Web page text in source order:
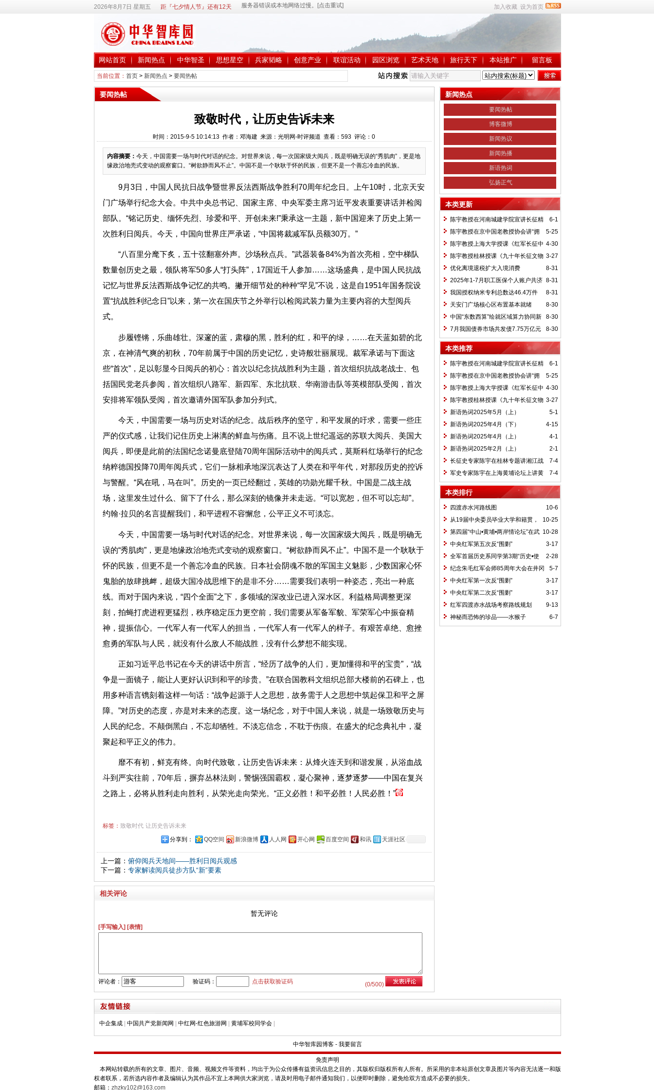
2026年8月7日 星期五 距『七夕情人节』还有12天 加入收藏 设为首页
网站首页 新闻热点 中华智圣 思想星空 兵家韬略 创意产业 联谊活动 园区浏览 艺术天地 旅行天下 本站推广 留言板
当前位置： 首页> 新闻热点 > 要闻热帖
要闻热帖
致敬时代，让历史告诉未来
时间：2015-9-5 10:14:13 作者：邓海建 来源：光明网-时评频道 查看： 593 评论： 0
内容摘要： 今天，中国需要一场与时代对话的纪念。对世界来说，每一次国家级大阅兵，既是明确无误的“秀肌肉”，更是地
缘政治地壳式变动的观察窗口。“树欲静而风不止”。中国不是一个耿耿于怀的民族，但更不是一个善忘冷血的民族。
9月3日，中国人民抗日战争暨世界反法西斯战争胜利70周年纪念日。上午10时，北京天安
门广场举行纪念大会。中共中央总书记、国家主席、中央军委主席习近平发表重要讲话并检阅
部队。“铭记历史、缅怀先烈、珍爱和平、开创未来!”秉承这一主题，新中国迎来了历史上第一
次胜利日阅兵。今天，中国向世界庄严承诺，“中国将裁减军队员额30万。”
“八百里分麾下炙，五十弦翻塞外声。沙场秋点兵。”武器装备84%为首次亮相，空中梯队
数量创历史之最，领队将军50多人“打头阵”，17国近千人参加……这场盛典，是中国人民抗战
记忆与世界反法西斯战争记忆的共鸣。撇开细节处的种种“罕见”不说，这是自1951年国务院设
置“抗战胜利纪念日”以来，第一次在国庆节之外举行以检阅武装力量为主要内容的大型阅兵
式。
步履铿锵，乐曲雄壮。深邃的蓝，肃穆的黑，胜利的红，和平的绿，……在天蓝如碧的北
京，在神清气爽的初秋，70年前属于中国的历史记忆，史诗般壮丽展现。裁军承诺与下面这
些“首次”，足以彰显今日阅兵的初心：首次以纪念抗战胜利为主题，首次组织抗战老战士、包
括国民党老兵参阅，首次组织八路军、新四军、东北抗联、华南游击队等英模部队受阅，首次
安排将军领队受阅，首次邀请外国军队参加分列式。
今天，中国需要一场与历史对话的纪念。战后秩序的坚守，和平发展的吁求，需要一些庄
严的仪式感，让我们记住历史上淋漓的鲜血与伤痛。且不说上世纪遥远的苏联大阅兵、美国大
阅兵，即便是此前的法国纪念诺曼底登陆70周年国际活动中的阅兵式，莫斯科红场举行的纪念
纳粹德国投降70周年阅兵式，它们一脉相承地深沉表达了人类在和平年代，对那段历史的控诉
与警醒。“风在吼，马在叫”。历史的一页已经翻过，英雄的功勋光耀千秋。中国是二战主战
场，这里发生过什么、留下了什么，那么深刻的镜像并未走远。“可以宽恕，但不可以忘却”。
约翰·拉贝的名言提醒我们，和平进程不容懈怠，公平正义不可淡忘。
今天，中国需要一场与时代对话的纪念。对世界来说，每一次国家级大阅兵，既是明确无
误的“秀肌肉”，更是地缘政治地壳式变动的观察窗口。“树欲静而风不止”。中国不是一个耿耿于
怀的民族，但更不是一个善忘冷血的民族。日本社会阴魂不散的军国主义魅影，少数国家心怀
鬼胎的放肆挑衅，超级大国冷战思维下的是非不分……需要我们表明一种姿态，亮出一种底
线。而对于国内来说，“四个全面”之下，多领域的深改业已进入深水区。利益格局调整更深
刻，拍蝇打虎进程更猛烈，秩序稳定压力更空前，我们需要从军备军貌、军荣军心中振奋精
神，提振信心。一代军人有一代军人的担当，一代军人有一代军人的样子。有艰苦卓绝、愈挫
愈勇的军队与人民，就没有什么敌人不能战胜，没有什么梦想不能实现。
正如习近平总书记在今天的讲话中所言，“经历了战争的人们，更加懂得和平的宝贵”，“战
争是一面镜子，能让人更好认识到和平的珍贵。”在联合国教科文组织总部大楼前的石碑上，也
用多种语言镌刻着这样一句话：“战争起源于人之思想，故务需于人之思想中筑起保卫和平之屏
障。”对历史的态度，亦是对未来的态度。这一场纪念，对于中国人来说，就是一场致敬历史与
人民的纪念。不颠倒黑白，不忘却牺牲。不淡忘信念，不耽于伤痕。在盛大的纪念典礼中，凝
聚起和平正义的伟力。
靡不有初，鲜克有终。向时代致敬，让历史告诉未来：从烽火连天到和谐发展，从浴血战
斗到严实往前，70年后，摒弃丛林法则，警惕强国霸权，凝心聚神，逐梦逐梦——中国在复兴
之路上，必将从胜利走向胜利，从荣光走向荣光。“正义必胜！和平必胜！人民必胜！”
标签： 致敬时代 让历史告诉未来
分享到：
QQ空间 新浪微博 人人网 开心网 百度空间 和讯 天涯社区
上一篇： 俯仰阅兵天地间——胜利日阅兵观感
下一篇： 专家解读阅兵徒步方队“新”要素
相关评论
暂无评论
[手写输入] [表情]
(0/500)
评论者： 验证码： 点击获取验证码
新闻热点
要闻热帖
博客微博
新闻热议
新闻热播
新语热词
弘扬正气
本类更新
6-1
陈宇教授在河南城建学院宣讲长征精
神及红25军长征史
5-25
陈宇教授在京中国老教授协会讲“拥
抱中华新文明”
4-30
陈宇教授上海大学授课《红军长征中
的黄埔师生》
3-27
陈宇教授桂林授课《九十年长征文物
鉴赏》
8-31
优化离境退税扩大入境消费
8-31
2025年1-7月职工医保个人账户共济
2.31亿人次 共济金额304.57亿元
8-31
我国授权纳米专利总数达46.4万件
8-30
天安门广场核心区布置基本就绪
8-30
中国“东数西算”绘就区域算力协同新
图景
8-30
7月我国债券市场共发债7.75万亿元
本类推荐
6-1
陈宇教授在河南城建学院宣讲长征精
神及红25军长征史
5-25
陈宇教授在京中国老教授协会讲“拥
抱中华新文明”
4-30
陈宇教授上海大学授课《红军长征中
的黄埔师生》
3-27
陈宇教授桂林授课《九十年长征文物
鉴赏》
5-1
新语热词2025年5月（上）
4-15
新语热词2025年4月（下）
4-1
新语热词2025年4月（上）
2-1
新语热词2025年2月（上）
7-4
长征史专家陈宇在桂林专题讲湘江战
役精神
7-4
军史专家陈宇在上海黄埔论坛上讲黄
埔精神与国家统一大业
本类排行
10-6
四渡赤水河路线图
10-25
从19届中央委员毕业大学和籍贯，
看当代中国文化区域积淀
10-28
第四届“中山•黄埔•两岸情论坛”在武
汉举行
3-17
中央红军第五次反“围剿”
2-28
全军首届历史系同学第3期“历史•使
命”论坛纪要
5-7
纪念朱毛红军会师85周年大会在井冈
山召开
3-17
中央红军第一次反“围剿”
3-17
中央红军第二次反“围剿”
9-13
红军四渡赤水战场考察路线规划
6-7
神秘而恐怖的珍品——水猴子
中企集成 | 中国共产党新闻网 | 中红网-红色旅游网 | 黄埔军校同学会 |
中华智库园博客- 我要留言
免责声明
本网站转载的所有的文章、图片、音频、视频文件等资料，均出于为公众传播有益资讯信息之目的，其版权归版权所有人所有。所采用的非本站原创文章及图片等内容无法逐一和版
权者联系，若所选内容作者及编辑认为其作品不宜上本网供大家浏览，请及时用电子邮件通知我们，以便即时删除，避免给双方造成不必要的损失。
邮箱： zhzky102@163.com